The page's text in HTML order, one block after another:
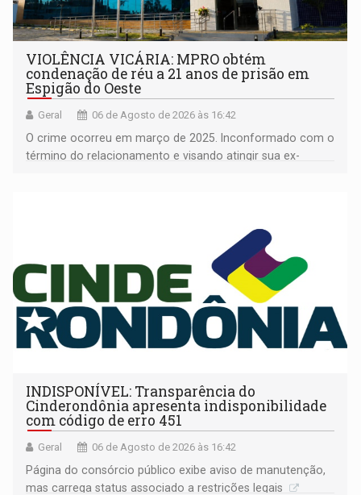
VIOLÊNCIA VICÁRIA: MPRO obtém
condenação de réu a 21 anos de prisão em
Espigão do Oeste
Geral 06 de Agosto de 2026 às 16:42
O crime ocorreu em março de 2025. Inconformado com o
término do relacionamento e visando atingir sua ex-
INDISPONÍVEL: Transparência do
Cinderondônia apresenta indisponibilidade
com código de erro 451
Geral 06 de Agosto de 2026 às 16:42
Página do consórcio público exibe aviso de manutenção,
mas carrega status associado a restrições legais